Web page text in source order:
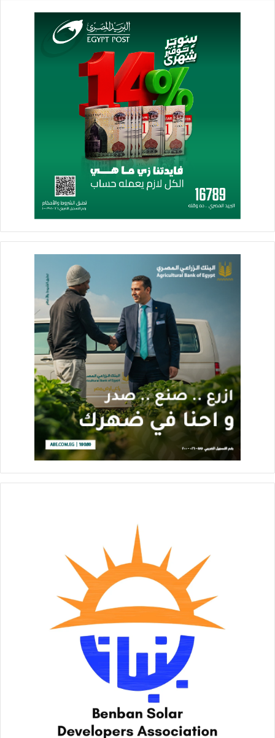
وشدد مسئولو أجهزة المدن الجديدة، على مواصلة حملات إزالة
التعديات ورفع الإشغالات، والتعامل الفورى حيال أى تعديات واتخاذ
الإجراءات القانونية، وأنه لا تهاون مع مثل هذه المخالفات، والتصدى
بكل حزم لاسترداد حقوق الدولة وللحفاظ على المرافق العامة.